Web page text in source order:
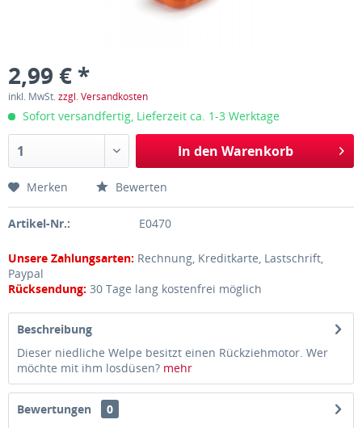
2,99 € *
inkl. MwSt.zzgl. Versandkosten
Sofort versandfertig, Lieferzeit ca. 1-3 Werktage
In den Warenkorb
Merken Bewerten
Artikel-Nr.: E0470
Unsere Zahlungsarten: Rechnung, Kreditkarte, Lastschrift,
Paypal
Rücksendung: 30 Tage lang kostenfrei möglich
Beschreibung
Dieser niedliche Welpe besitzt einen Rückziehmotor. Wer
möchte mit ihm losdüsen? mehr
Bewertungen
0